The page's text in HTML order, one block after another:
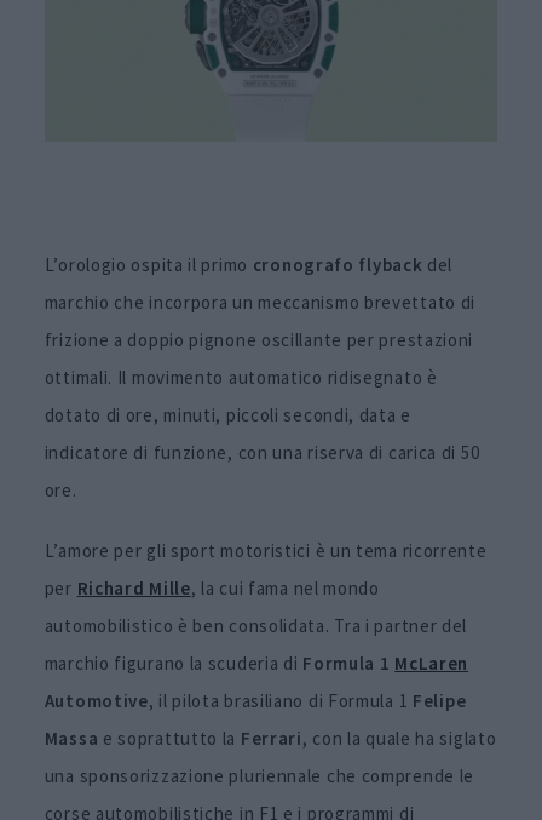
L’orologio ospita il primo cronografo flyback del
marchio che incorpora un meccanismo brevettato di
frizione a doppio pignone oscillante per prestazioni
ottimali. Il movimento automatico ridisegnato è
dotato di ore, minuti, piccoli secondi, data e
indicatore di funzione, con una riserva di carica di 50
ore.
L’amore per gli sport motoristici è un tema ricorrente
per Richard Mille, la cui fama nel mondo
automobilistico è ben consolidata. Tra i partner del
marchio figurano la scuderia di Formula 1 McLaren
Automotive, il pilota brasiliano di Formula 1 Felipe
Massa e soprattutto la Ferrari, con la quale ha siglato
una sponsorizzazione pluriennale che comprende le
corse automobilistiche in F1 e i programmi di